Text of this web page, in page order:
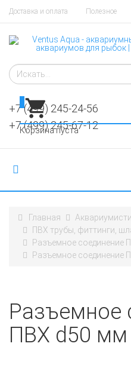
Доставка и оплата Полезное
+7 (499) 245-24-56
+7 (499) 245-67-12
Корзина пуста
Главная
ПВХ трубы, фиттинги,
Разъемное соединение
Разъемное соединение
Разъемное
ПВХ d50 мм